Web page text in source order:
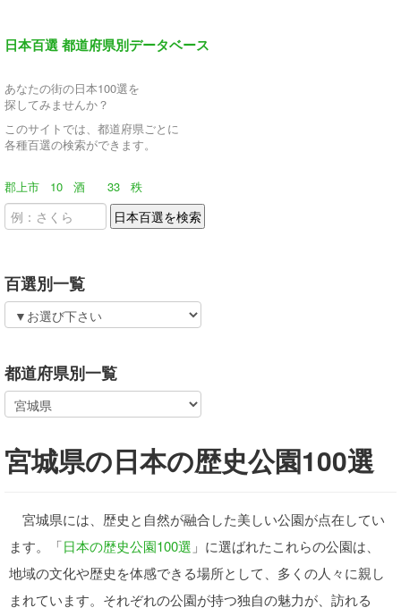
日本百選 都道府県別データベース
あなたの街の日本100選を
探してみませんか？
このサイトでは、都道府県ごとに
各種百選の検索ができます。
郡上市 10 酒 33 秩
百選別一覧
都道府県別一覧
宮城県の日本の歴史公園100選
宮城県には、歴史と自然が融合した美しい公園が点在してい
ます。「日本の歴史公園100選 」に選ばれたこれらの公園は、
地域の文化や歴史を体感できる場所として、多くの人々に親し
まれています。それぞれの公園が持つ独自の魅力が、訪れる